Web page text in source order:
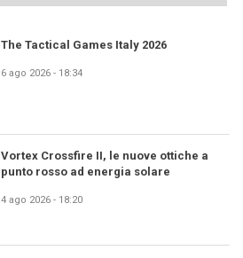
The Tactical Games Italy 2026
6 ago 2026 - 18:34
Vortex Crossfire II, le nuove ottiche a
punto rosso ad energia solare
4 ago 2026 - 18:20